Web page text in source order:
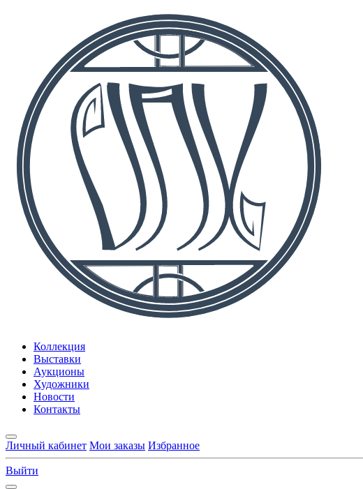
Коллекция
Выставки
Аукционы
Художники
Новости
Контакты
Личный кабинет Мои заказы Избранное
Выйти